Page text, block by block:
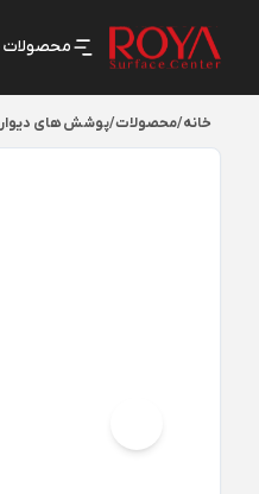
محصولات
خانه/محصولات/پوشش های دیوار